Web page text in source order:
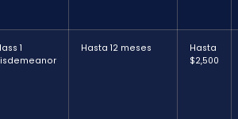
1
Hasta 12 meses
Hasta
$2,500